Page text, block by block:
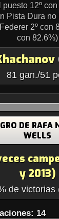
puesto 12º
Pista Dura
2º con
con 82.6%)
81 gan./51
DE RAFA
WELLS
y 2013)
de victorias
14